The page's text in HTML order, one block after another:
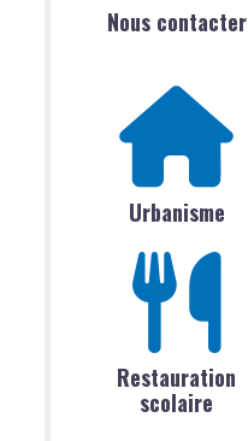
Nous contacter
Urbanisme
Restauration
scolaire